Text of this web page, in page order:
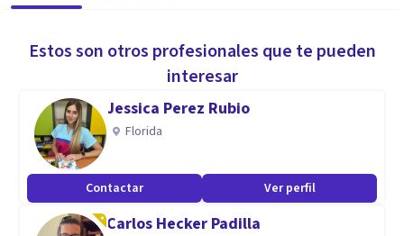
Estos son otros profesionales que te pueden
interesar
Jessica Perez Rubio
Florida
Contactar Ver perfil
Carlos Hecker Padilla